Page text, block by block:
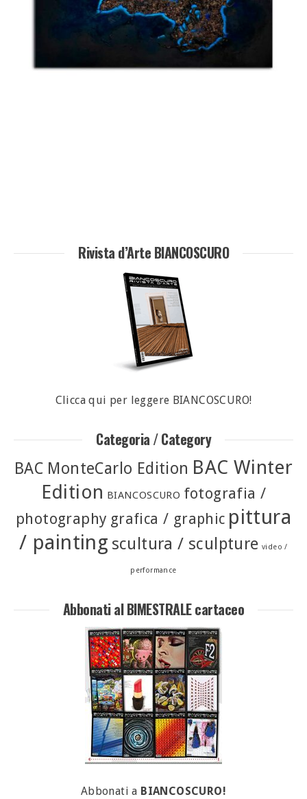
Rivista d’Arte BIANCOSCURO
Clicca qui per leggere BIANCOSCURO!
Categoria / Category
BAC MonteCarlo Edition BAC Winter
Edition BIANCOSCURO fotografia /
photography grafica / graphic pittura
/ painting scultura / sculpture video /
performance
Abbonati al BIMESTRALE cartaceo
Abbonati a BIANCOSCURO!